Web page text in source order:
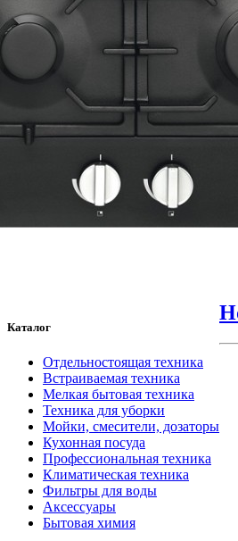
Каталог
Отдельностоящая техника
Встраиваемая техника
Мелкая бытовая техника
Техника для уборки
Мойки, смесители, дозаторы
Кухонная посуда
Профессиональная техника
Климатическая техника
Фильтры для воды
Аксессуары
Бытовая химия